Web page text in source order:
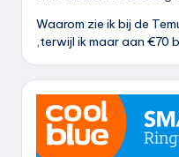
Waarom zie ik bij de
,terwijl ik maar aan €70